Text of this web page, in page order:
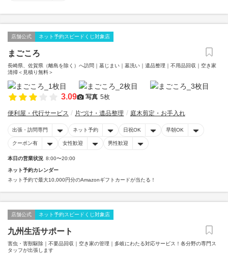
店舗公式 ネット予約スピードくじ対象店
まごころ
長崎県、佐賀県（離島を除く）へ訪問｜墓じまい｜墓洗い｜遺品整理｜不用品回収｜空き家
清掃＜見積り無料＞
3.09 写真 5枚
便利屋・代行サービス 片づけ・遺品整理 庭木剪定・お手入れ
出張・訪問専門 ネット予約 日祝OK 早朝OK
クーポン有 女性歓迎 男性歓迎
本日の営業状況 8:00〜20:00
ネット予約カレンダー
ネット予約で最大10,000円分のAmazonギフトカードが当たる！
店舗公式 ネット予約スピードくじ対象店
九州生活サポート
害虫・害獣駆除｜不要品回収｜空き家の管理｜多岐にわたる対応サービス！各分野の専門ス
タッフが出張します